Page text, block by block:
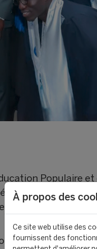
Populaire
de remise
du sport.
de la Coupe
À propos des
Ce site web utilise des
fournissent des